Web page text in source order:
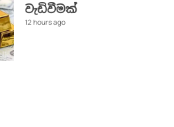
වැඩිවීමක්
12 hours ago